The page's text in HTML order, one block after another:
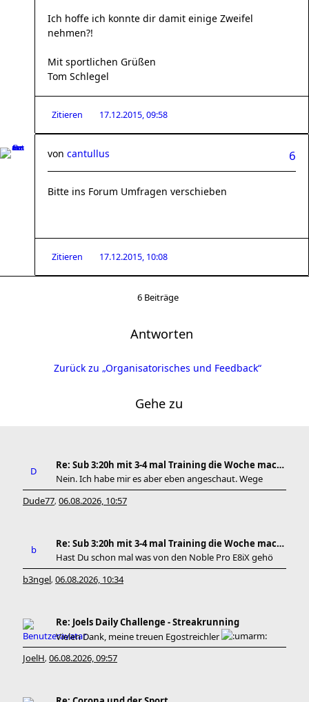
Ich hoffe ich konnte dir damit einige Zweifel
nehmen?!
Mit sportlichen Grüßen
Tom Schlegel
Zitieren 17.12.2015, 09:58
6
von cantullus
Bitte ins Forum Umfragen verschieben
Zitieren 17.12.2015, 10:08
6 Beiträge
Antworten
Zurück zu „Organisatorisches und Feedback“
Gehe zu
Re: Sub 3:20h mit 3-4 mal Training die Woche machb
Nein. Ich habe mir es aber eben angeschaut. Wege
Dude77, 06.08.2026, 10:57
Re: Sub 3:20h mit 3-4 mal Training die Woche machb
Hast Du schon mal was von den Noble Pro E8iX gehö
b3ngel, 06.08.2026, 10:34
Re: Joels Daily Challenge - Streakrunning
Vielen Dank, meine treuen Egostreichler
JoelH, 06.08.2026, 09:57